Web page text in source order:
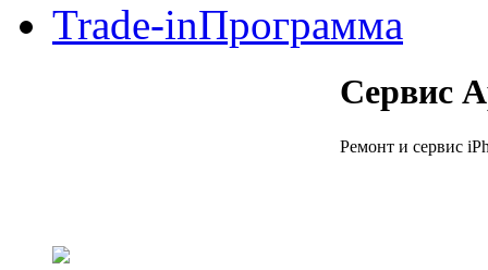
Trade-inПрограмма
Сервис
Ремонт и сервис